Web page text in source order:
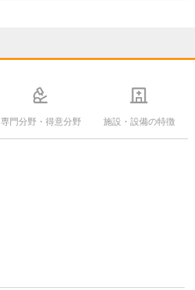
専門分野・得意分野 施設・設備の特徴